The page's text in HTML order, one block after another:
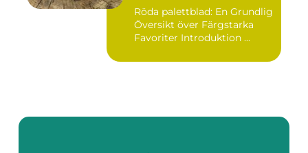
Röda palettblad: En Grundlig
Översikt över Färgstarka
Favoriter Introduktion ...